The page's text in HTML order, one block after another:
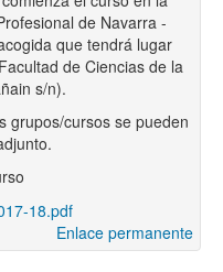
de Navarra -
que tendrá lugar
de Ciencias de la
s/n).
grupos/cursos se pueden
18.pdf
Enlace permanente